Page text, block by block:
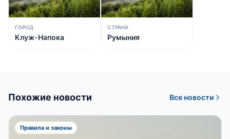
ГОРОД
Клуж-Напока
СТРАНА
Румыния
Похожие новости Все новости
Правила и законы